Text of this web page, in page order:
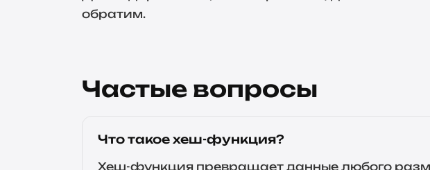
обратим.
Частые вопросы
Что такое хеш-функция?
Хеш-функция превращает данные любого